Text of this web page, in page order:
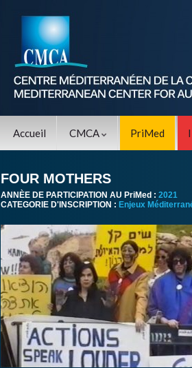
Accueil CMCA PriMed
FOUR MOTHERS
ANNÈE DE PARTICIPATION AU PriMed : 2021
CATEGORIE D'INSCRIPTION : Enjeux